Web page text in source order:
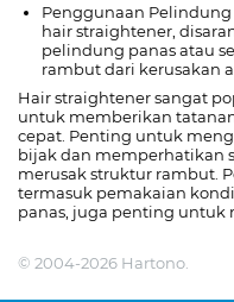
Penggunaan
hair straightener,
pelindung panas atau
rambut dari kerusakan
Hair straightener sangat
untuk memberikan
cepat. Penting untuk
bijak dan memperhatikan
merusak struktur rambut.
termasuk pemakaian
panas, juga penting untuk
© 2004-2026 Hartono.